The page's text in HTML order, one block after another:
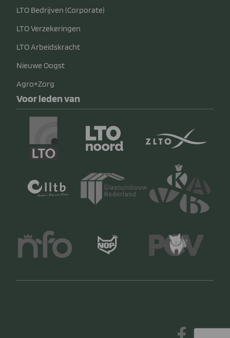
LTO Bedrijven (Corporate)
LTO Verzekeringen
LTO Arbeidskracht
Nieuwe Oogst
Agro+Zorg
Voor leden van